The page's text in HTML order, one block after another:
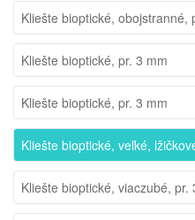
Kliešte bioptické, obojstranné,
Kliešte bioptické, pr. 3 mm
Kliešte bioptické, pr. 3 mm
Kliešte bioptické, veľké,
Kliešte bioptické, viaczubé, pr.